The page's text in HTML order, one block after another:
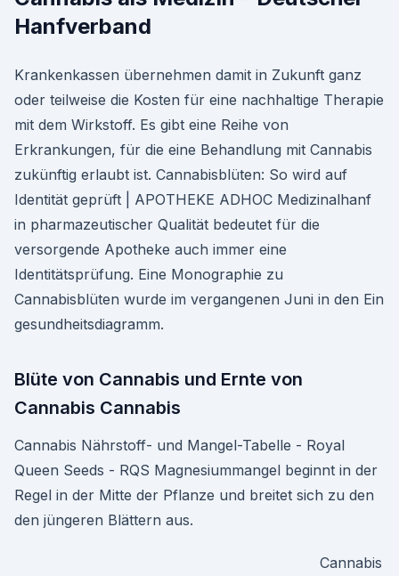
Hanfverband
Krankenkassen übernehmen damit in Zukunft ganz
oder teilweise die Kosten für eine nachhaltige Therapie
mit dem Wirkstoff. Es gibt eine Reihe von
Erkrankungen, für die eine Behandlung mit Cannabis
zukünftig erlaubt ist. Cannabisblüten: So wird auf
Identität geprüft | APOTHEKE ADHOC Medizinalhanf
in pharmazeutischer Qualität bedeutet für die
versorgende Apotheke auch immer eine
Identitätsprüfung. Eine Monographie zu
Cannabisblüten wurde im vergangenen Juni in den Ein
gesundheitsdiagramm.
Blüte von Cannabis und Ernte von
Cannabis Cannabis
Cannabis Nährstoff- und Mangel-Tabelle - Royal
Queen Seeds - RQS Magnesiummangel beginnt in der
Regel in der Mitte der Pflanze und breitet sich zu den
den jüngeren Blättern aus.
Cannabis